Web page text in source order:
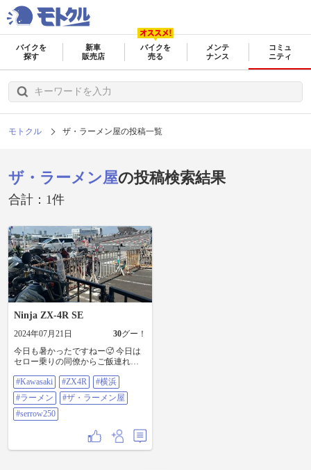
バイクを
探す
新車
販売店
バイクを
売る
メンテ
ナンス
コミュ
ニティ
モトクル ザ・ラーメン屋の投稿一覧
ザ・ラーメン屋の投稿検索結果
合計：1件
Ninja ZX-4R SE
2024年07月21日 30グー！
今日も暑かったですねー🥵 今日は
セロー乗りの同僚からご飯連れて
道30kmのプチプチツーリング兼ね
てラーメン食べに行きました♪ 待合
せ場所の東雲ライコランドでは、
BMWの試乗会？やってて、同僚と
ちゃおうかなと悩んでいたことは
#Kawasaki #ZX4R
#横浜
#ラーメン
#ザ・ラーメン屋
#serrow250